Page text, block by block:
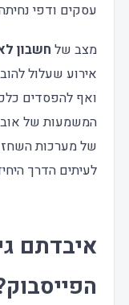
עסקים ודפי
מצב של חשבון
אירוע שעלול
ואף להפסדים
המשמעות של
של מערכות
לעיתים הדרך
איבדתם